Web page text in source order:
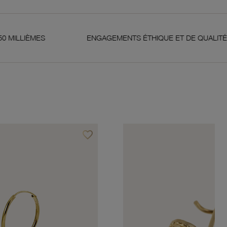
ENGAGEMENTS ÉTHIQUE ET DE QUALITÉ
favorite_borderAjouter à vos favoris